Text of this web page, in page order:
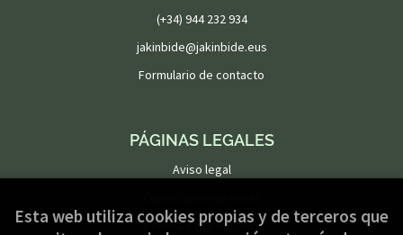
(+34) 944 232 934
jakinbide@jakinbide.eus
Formulario de contacto
PÁGINAS LEGALES
Aviso legal
Política de privacidad
Esta web utiliza cookies propias y de terceros que